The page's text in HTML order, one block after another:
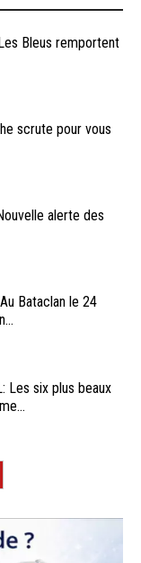
Bleus remportent
scrute pour vous
alerte des
Bataclan le 24
Les six plus beaux